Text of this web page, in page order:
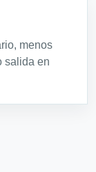
menos
salida en